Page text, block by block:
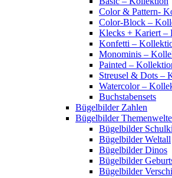
Color & Pattern-
Color-Block –
Klecks + Kariert –
Konfetti –
Monominis –
Painted –
Streusel & Dots –
Watercolor –
Buchstabensets
Bügelbilder Zahlen
Bügelbilder
Bügelbilder
Bügelbilder Weltall
Bügelbilder Dinos
Bügelbilder
Bügelbilder